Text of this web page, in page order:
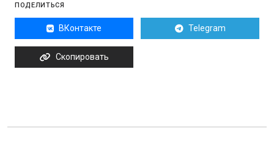
ПОДЕЛИТЬСЯ
ВКонтакте Telegram
Скопировать